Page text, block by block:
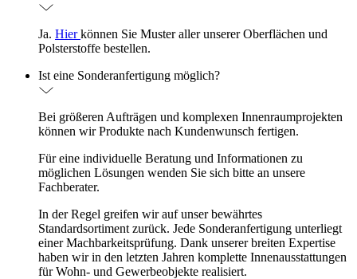
Ja. Hierkönnen Sie Muster aller unserer Oberflächen und
Polsterstoffe bestellen.
Ist eine Sonderanfertigung möglich?
Bei größeren Aufträgen und komplexen Innenraumprojekten
können wir Produkte nach Kundenwunsch fertigen.
Für eine individuelle Beratung und Informationen zu
möglichen Lösungen wenden Sie sich bitte an unsere
Fachberater.
In der Regel greifen wir auf unser bewährtes
Standardsortiment zurück. Jede Sonderanfertigung unterliegt
einer Machbarkeitsprüfung. Dank unserer breiten Expertise
haben wir in den letzten Jahren komplette Innenausstattungen
für Wohn- und Gewerbeobjekte realisiert.